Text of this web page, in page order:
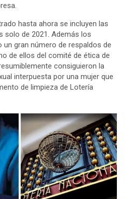
hasta ahora se incluyen las
solo de 2021. Además los
gran número de respaldos de
de ellos del comité de ética de
consiguieron la
interpuesta por una mujer que
de limpieza de Lotería